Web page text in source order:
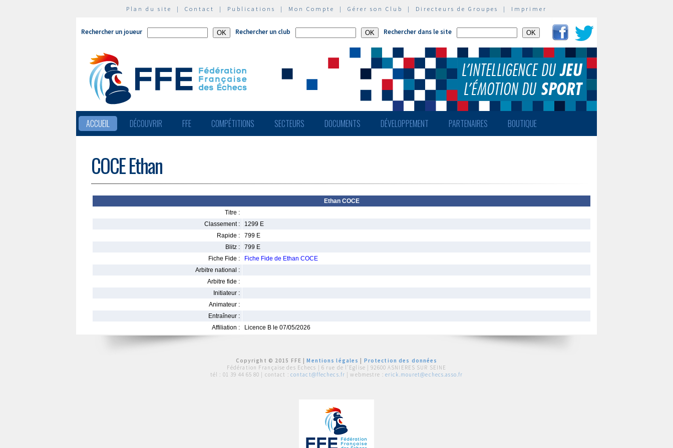
Plan du site | Contact | Publications | Mon Compte | Gérer son Club | Directeurs de Groupes | Imprimer
Rechercher un joueur Rechercher un club Rechercher dans le site
ACCUEIL DÉCOUVRIR FFE COMPÉTITIONS SECTEURS DOCUMENTS DÉVELOPPEMENT PARTENAIRES BOUTIQUE
COCE Ethan
Ethan COCE
Titre :
Classement :
1299 E
Rapide :
799 E
Blitz :
799 E
Fiche Fide :
Fiche Fide de Ethan COCE
Arbitre national :
Arbitre fide :
Initiateur :
Animateur :
Entraîneur :
Affiliation :
Licence B le 07/05/2026
Copyright © 2015 FFE |Mentions légales
Protection des données
Fédération Française des Echecs | 6 rue de l'Eglise | 92600 ASNIERES SUR SEINE
tél : 01 39 44 65 80 | contact : contact@ffechecs.fr | webmestre : erick.mouret@echecs.asso.fr